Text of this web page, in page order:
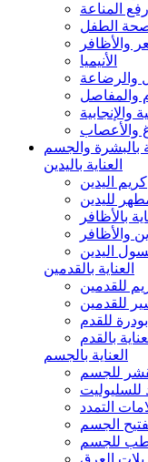
رفع المناعة
الطفل
والأظافر
الأنيميا
والرضاعة
والمفاصل
والإنجابية
والأعصاب
بالبشرة والجسم
العناية باليدين
كريم اليدين
لليدين
بالأظافر
والأظافر
اليدين
العناية بالقدمين
للقدمين
للقدمين
بودرة للقدم
بالقدم
العناية بالجسم
للجسم
للسليوليت
التمدد
الجسم
للجسم
العرق